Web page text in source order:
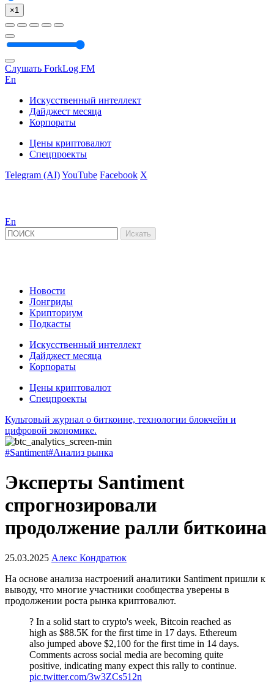
×1
Слушать ForkLog FM
En
Искусственный интеллект
Дайджест месяца
Корпораты
Цены криптовалют
Спецпроекты
Telegram (AI)YouTube Facebook X
En
Новости
Лонгриды
Крипториум
Подкасты
Искусственный интеллект
Дайджест месяца
Корпораты
Цены криптовалют
Спецпроекты
Культовый журнал о биткоине, технологии блокчейн и
цифровой экономике.
#Santiment#Анализ рынка
Эксперты Santiment
спрогнозировали
продолжение ралли биткоина
25.03.2025 Алекс Кондратюк
На основе анализа настроений аналитики Santiment пришли к
выводу, что многие участники сообщества уверены в
продолжении роста рынка криптовалют.
? In a solid start to crypto's week, Bitcoin reached as
high as $88.5K for the first time in 17 days. Ethereum
also jumped above $2,100 for the first time in 14 days.
Comments across social media are becoming quite
positive, indicating many expect this rally to continue.
pic.twitter.com/3w3ZCs512n